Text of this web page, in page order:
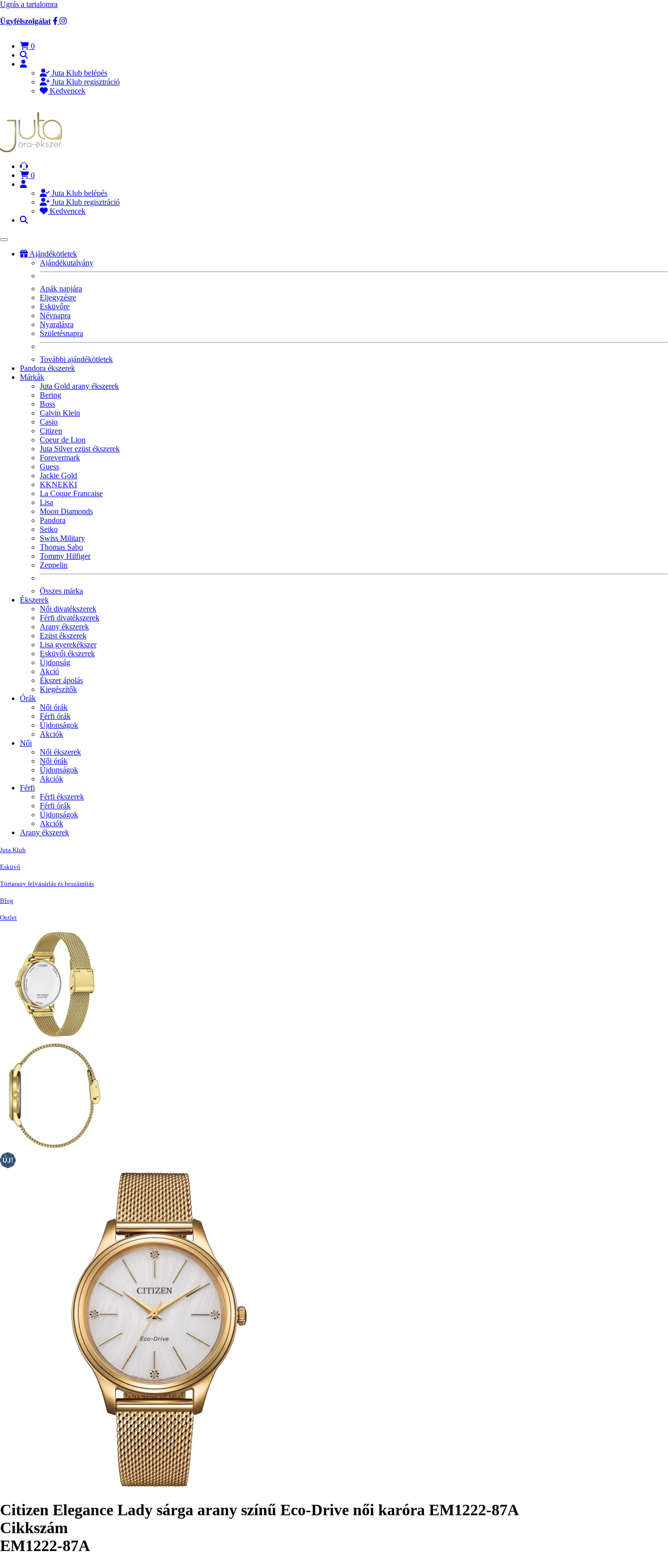
Ugrás a tartalomra
Ügyfélszolgálat
0
Juta Klub belépés
Juta Klub regisztráció
Kedvencek
0
Juta Klub belépés
Juta Klub regisztráció
Kedvencek
Ajándékötletek
Ajándékutalvány
Apák napjára
Eljegyzésre
Esküvőre
Névnapra
Nyaralásra
Születésnapra
További ajándékötletek
Pandora ékszerek
Márkák
Juta Gold arany ékszerek
Bering
Boss
Calvin Klein
Casio
Citizen
Coeur de Lion
Juta Silver ezüst ékszerek
Forevermark
Guess
Jackie Gold
KKNEKKI
La Coque Francaise
Lisa
Moon Diamonds
Pandora
Seiko
Swiss Military
Thomas Sabo
Tommy Hilfiger
Zeppelin
Összes márka
Ékszerek
Női divatékszerek
Férfi divatékszerek
Arany ékszerek
Ezüst ékszerek
Lisa gyerekékszer
Esküvői ékszerek
Újdonság
Akció
Ékszer ápolás
Kiegészítők
Órák
Női órák
Férfi órák
Újdonságok
Akciók
Női
Női ékszerek
Női órák
Újdonságok
Akciók
Férfi
Férfi ékszerek
Férfi órák
Újdonságok
Akciók
Arany ékszerek
Juta Klub
Esküvő
Törtarany felvásárlás és beszámítás
Blog
Outlet
Citizen Elegance Lady sárga arany színű Eco-Drive női karóra EM1222-87A
Cikkszám
EM1222-87A